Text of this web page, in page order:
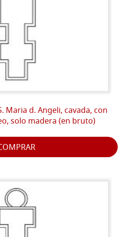
Maria d. Angeli, cavada, con
solo madera (en bruto)